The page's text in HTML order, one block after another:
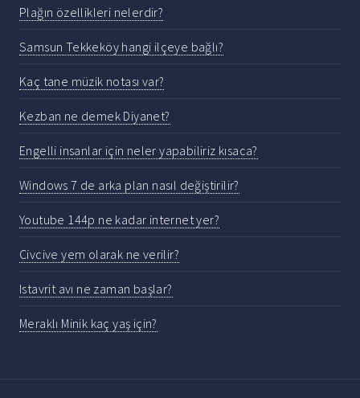
Plağın özellikleri nelerdir?
Samsun Tekkeköy hangi ilçeye bağlı?
Kaç tane müzik notası var?
Kezban ne demek Diyanet?
Engelli insanlar için neler yapabiliriz kısaca?
Windows 7 de arka plan nasıl değiştirilir?
Youtube 144p ne kadar internet yer?
Civcive yem olarak ne verilir?
Istavrit avı ne zaman başlar?
Meraklı Minik kaç yaş için?